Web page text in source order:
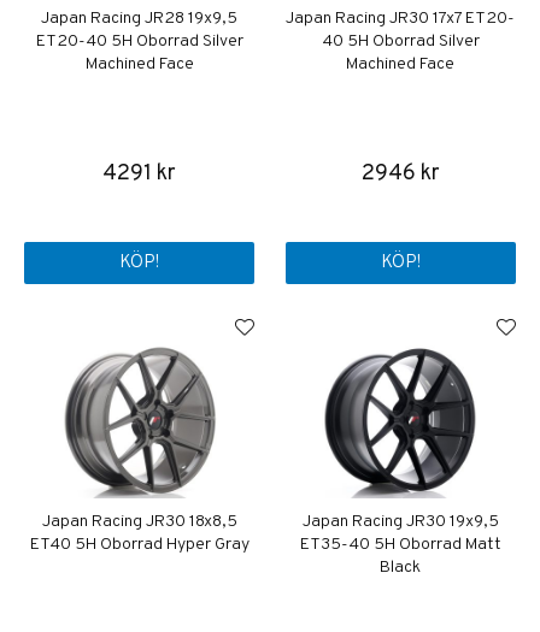
Japan Racing JR28 19x9,5
ET20-40 5H Oborrad Silver
Machined Face
4291 kr
KÖP!
Japan Racing JR30 17x7 ET20-
40 5H Oborrad Silver
Machined Face
2946 kr
KÖP!
Japan Racing JR30 18x8,5
ET40 5H Oborrad Hyper Gray
Japan Racing JR30 19x9,5
ET35-40 5H Oborrad Matt
Black